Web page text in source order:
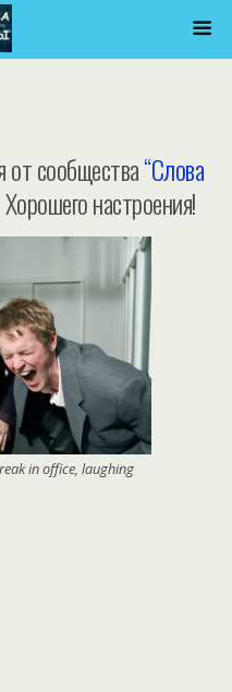
сообщества“Слова
настроения!
in office, laughing